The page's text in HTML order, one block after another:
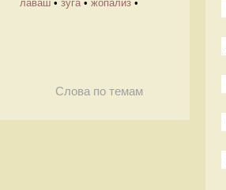
лаваш • зуга • жопализ •
Слова по темам